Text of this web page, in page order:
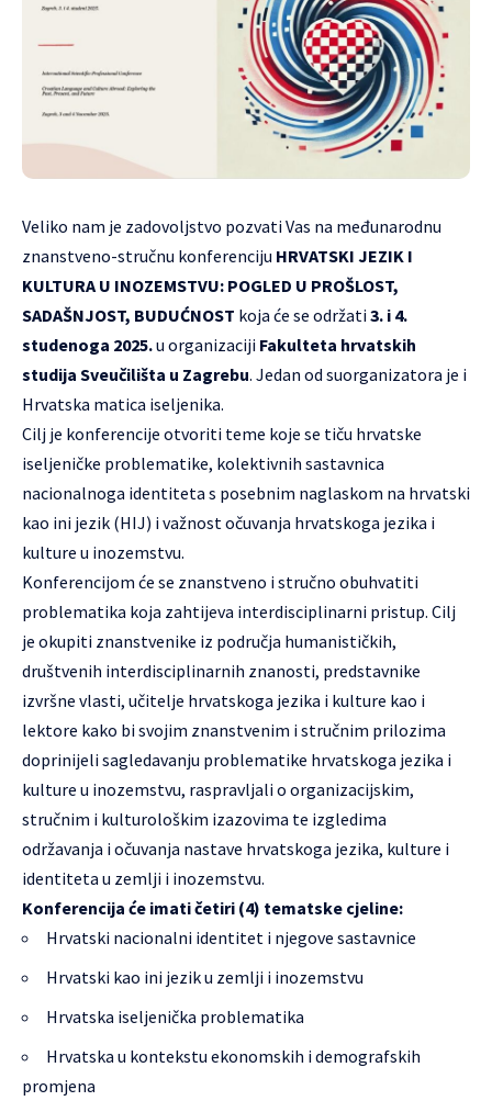
Veliko nam je zadovoljstvo pozvati Vas na međunarodnu
znanstveno-stručnu konferenciju HRVATSKI JEZIK I
KULTURA U INOZEMSTVU: POGLED U PROŠLOST,
SADAŠNJOST, BUDUĆNOST koja će se održati3. i 4.
studenoga 2025.u organizaciji Fakulteta hrvatskih
studija Sveučilišta u Zagrebu. Jedan od suorganizatora je i
Hrvatska matica iseljenika.
Cilj je konferencije otvoriti teme koje se tiču hrvatske
iseljeničke problematike, kolektivnih sastavnica
nacionalnoga identiteta s posebnim naglaskom na hrvatski
kao ini jezik (HIJ) i važnost očuvanja hrvatskoga jezika i
kulture u inozemstvu.
Konferencijom će se znanstveno i stručno obuhvatiti
problematika koja zahtijeva interdisciplinarni pristup. Cilj
je okupiti znanstvenike iz područja humanističkih,
društvenih interdisciplinarnih znanosti, predstavnike
izvršne vlasti, učitelje hrvatskoga jezika i kulture kao i
lektore kako bi svojim znanstvenim i stručnim prilozima
doprinijeli sagledavanju problematike hrvatskoga jezika i
kulture u inozemstvu, raspravljali o organizacijskim,
stručnim i kulturološkim izazovima te izgledima
održavanja i očuvanja nastave hrvatskoga jezika, kulture i
identiteta u zemlji i inozemstvu.
Konferencija će imati četiri (4) tematske cjeline:
Hrvatski nacionalni identitet i njegove sastavnice
Hrvatski kao ini jezik u zemlji i inozemstvu
Hrvatska iseljenička problematika
Hrvatska u kontekstu ekonomskih i demografskih
promjena